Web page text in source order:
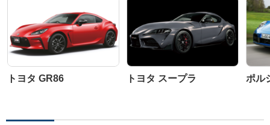
トヨタ GR86 トヨタ スープラ ポル